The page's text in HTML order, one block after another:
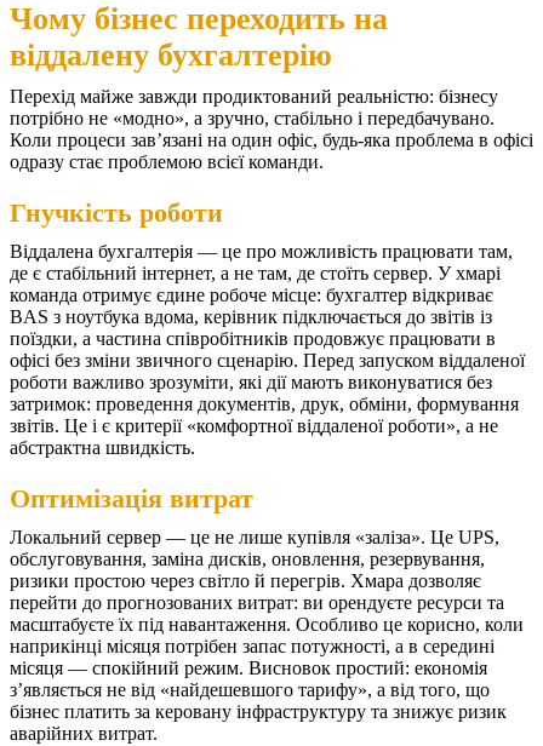
Чому бізнес переходить на
віддалену бухгалтерію
Перехід майже завжди продиктований реальністю: бізнесу
потрібно не «модно», а зручно, стабільно і передбачувано.
Коли процеси зав’язані на один офіс, будь-яка проблема в офісі
одразу стає проблемою всієї команди.
Гнучкість роботи
Віддалена бухгалтерія — це про можливість працювати там,
де є стабільний інтернет, а не там, де стоїть сервер. У хмарі
команда отримує єдине робоче місце: бухгалтер відкриває
BAS з ноутбука вдома, керівник підключається до звітів із
поїздки, а частина співробітників продовжує працювати в
офісі без зміни звичного сценарію. Перед запуском віддаленої
роботи важливо зрозуміти, які дії мають виконуватися без
затримок: проведення документів, друк, обміни, формування
звітів. Це і є критерії «комфортної віддаленої роботи», а не
абстрактна швидкість.
Оптимізація витрат
Локальний сервер — це не лише купівля «заліза». Це UPS,
обслуговування, заміна дисків, оновлення, резервування,
ризики простою через світло й перегрів. Хмара дозволяє
перейти до прогнозованих витрат: ви орендуєте ресурси та
масштабуєте їх під навантаження. Особливо це корисно, коли
наприкінці місяця потрібен запас потужності, а в середині
місяця — спокійний режим. Висновок простий: економія
з’являється не від «найдешевшого тарифу», а від того, що
бізнес платить за керовану інфраструктуру та знижує ризик
аварійних витрат.